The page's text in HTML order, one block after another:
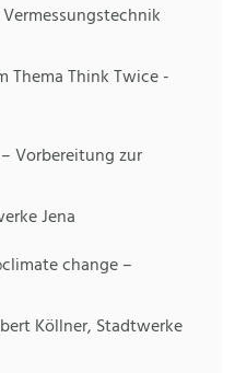
Think Twice -
Vorbereitung zur
Jena
change –
Köllner, Stadtwerke